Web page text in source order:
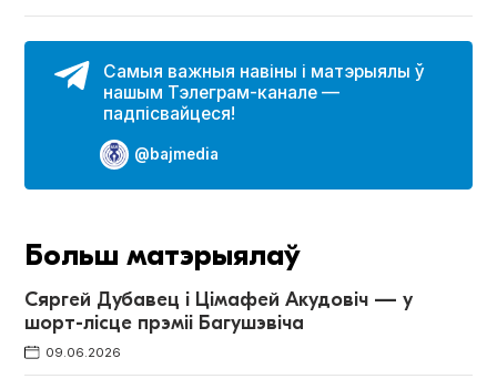
Самыя важныя навіны і матэрыялы ў
нашым Тэлеграм-канале —
падпісвайцеся!
@bajmedia
Больш матэрыялаў
Сяргей Дубавец і Цімафей Акудовіч — у
шорт-лісце прэміі Багушэвіча
09.06.2026